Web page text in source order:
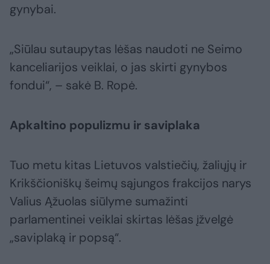
gynybai.
„Siūlau sutaupytas lėšas naudoti ne Seimo
kanceliarijos veiklai, o jas skirti gynybos
fondui“, – sakė B. Ropė.
Apkaltino populizmu ir saviplaka
Tuo metu kitas Lietuvos valstiečių, žaliųjų ir
Krikščioniškų šeimų sąjungos frakcijos narys
Valius Ąžuolas siūlyme sumažinti
parlamentinei veiklai skirtas lėšas įžvelgė
„saviplaką ir popsą“.